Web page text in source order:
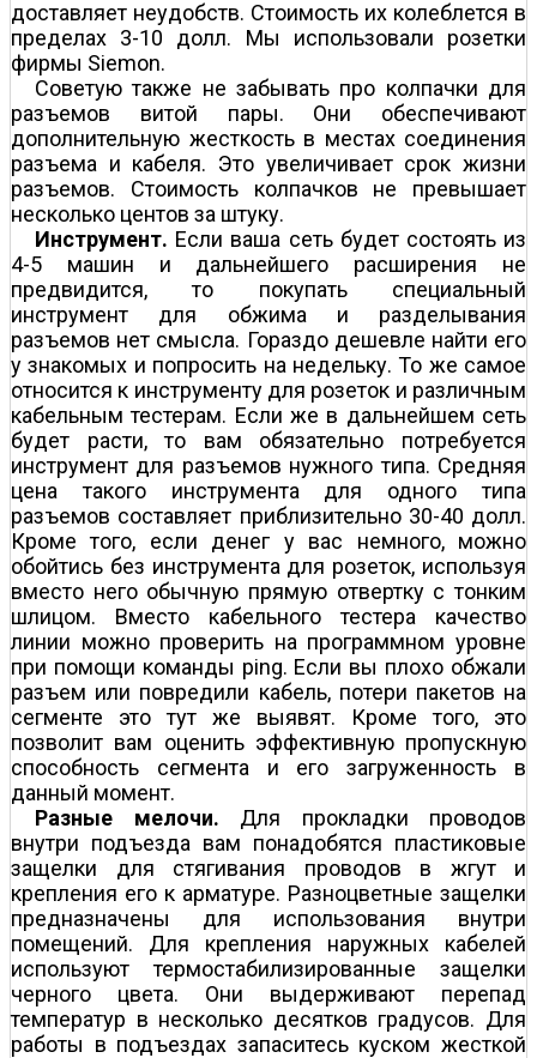
доставляет неудобств. Стоимость их колеблется в
пределах 3-10 долл. Мы использовали розетки
фирмы Siemon.
Советую также не забывать про колпачки для
разъемов витой пары. Они обеспечивают
дополнительную жесткость в местах соединения
разъема и кабеля. Это увеличивает срок жизни
разъемов. Стоимость колпачков не превышает
несколько центов за штуку.
Инструмент. Если ваша сеть будет состоять из
4-5 машин и дальнейшего расширения не
предвидится, то покупать специальный
инструмент для обжима и разделывания
разъемов нет смысла. Гораздо дешевле найти его
у знакомых и попросить на недельку. То же самое
относится к инструменту для розеток и различным
кабельным тестерам. Если же в дальнейшем сеть
будет расти, то вам обязательно потребуется
инструмент для разъемов нужного типа. Средняя
цена такого инструмента для одного типа
разъемов составляет приблизительно 30-40 долл.
Кроме того, если денег у вас немного, можно
обойтись без инструмента для розеток, используя
вместо него обычную прямую отвертку с тонким
шлицом. Вместо кабельного тестера качество
линии можно проверить на программном уровне
при помощи команды ping. Если вы плохо обжали
разъем или повредили кабель, потери пакетов на
сегменте это тут же выявят. Кроме того, это
позволит вам оценить эффективную пропускную
способность сегмента и его загруженность в
данный момент.
Разные мелочи. Для прокладки проводов
внутри подъезда вам понадобятся пластиковые
защелки для стягивания проводов в жгут и
крепления его к арматуре. Разноцветные защелки
предназначены для использования внутри
помещений. Для крепления наружных кабелей
используют термостабилизированные защелки
черного цвета. Они выдерживают перепад
температур в несколько десятков градусов. Для
работы в подъездах запаситесь куском жесткой